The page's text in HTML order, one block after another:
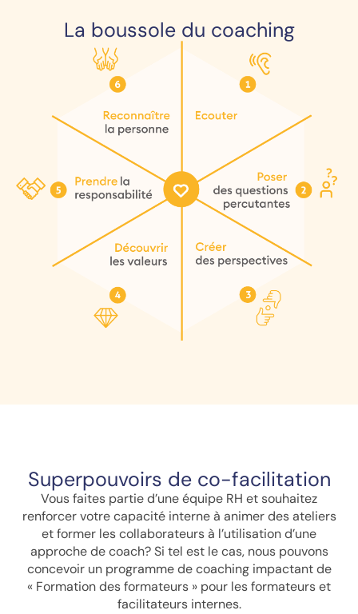
La boussole du coaching
Superpouvoirs de co-facilitation
Vous faites partie d’une équipe RH et souhaitez
renforcer votre capacité interne à animer des ateliers
et former les collaborateurs à l’utilisation d’une
approche de coach? Si tel est le cas, nous pouvons
concevoir un programme de coaching impactant de
« Formation des formateurs » pour les formateurs et
facilitateurs internes.